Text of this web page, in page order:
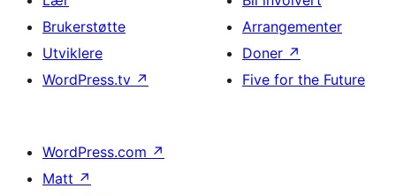
Brukerstøtte
Utviklere
WordPress.tv ↗
Arrangementer
Doner ↗
Five for the Future
WordPress.com ↗
Matt ↗